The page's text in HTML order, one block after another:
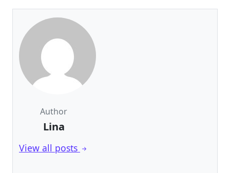
Author
Lina
View all posts